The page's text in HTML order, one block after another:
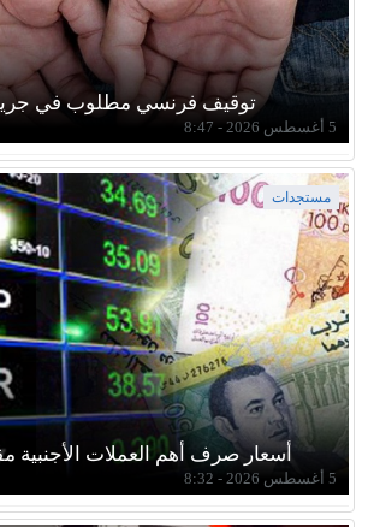
توقيف فرنسي مطلوب في
5 أغسطس 2026 - 8:47
مستجدات
أسعار صرف أهم العملات الأجنبية
5 أغسطس 2026 - 8:32